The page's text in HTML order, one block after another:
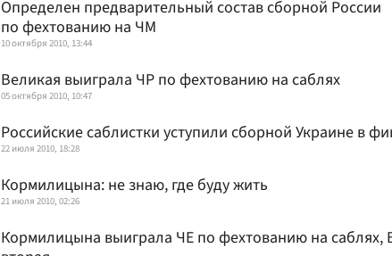
Определен предварительный состав сборной России
по фехтованию на ЧМ
10 октября 2010, 13:44
Великая выиграла ЧР по фехтованию на саблях
05 октября 2010, 10:47
Российские саблистки уступили сборной Украине в
22 июля 2010, 18:28
Кормилицына: не знаю, где буду жить
21 июля 2010, 02:26
Кормилицына выиграла ЧЕ по фехтованию на саблях,